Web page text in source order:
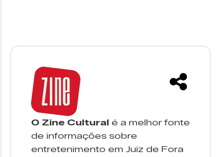
O Zine Cultural é a melhor fonte
de informações sobre
entretenimento em Juiz de Fora